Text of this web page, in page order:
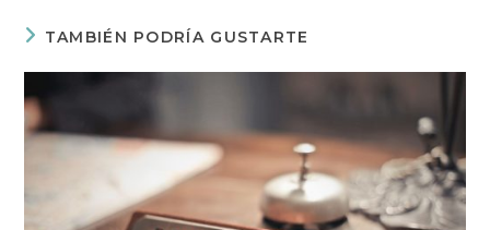
TAMBIÉN PODRÍA GUSTARTE